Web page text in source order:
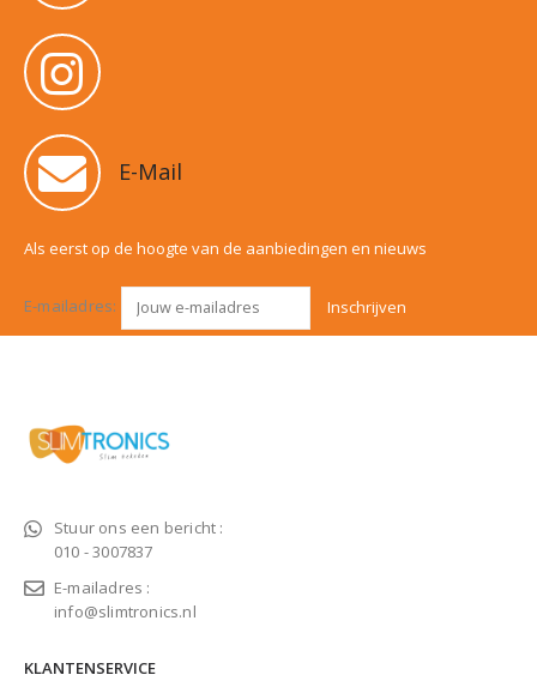
E-Mail
Als eerst op de hoogte van de aanbiedingen en nieuws
E-mailadres:
Stuur ons een bericht :
010 - 3007837
E-mailadres :
info@slimtronics.nl
KLANTENSERVICE